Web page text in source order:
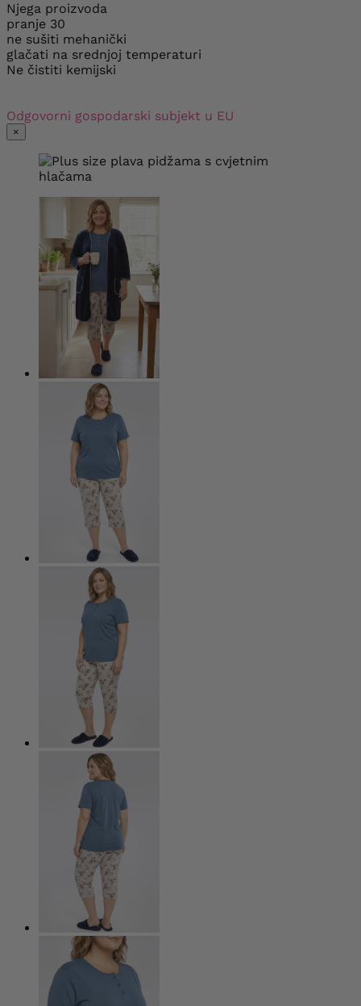
Njega proizvoda
pranje 30
ne sušiti mehanički
glačati na srednjoj temperaturi
Ne čistiti kemijski
Odgovorni gospodarski subjekt u EU
×